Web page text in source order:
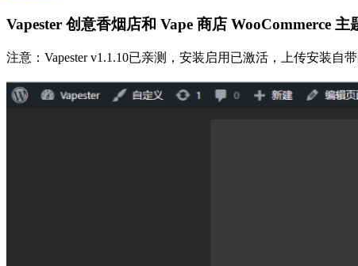
Vapester 创意香烟店和 Vape 商店 WooCommerce
注意：Vapester v1.1.10已亲测，安装启用已激活，上传安装自